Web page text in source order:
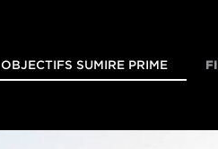
OBJECTIFS SUMIRE PRIME